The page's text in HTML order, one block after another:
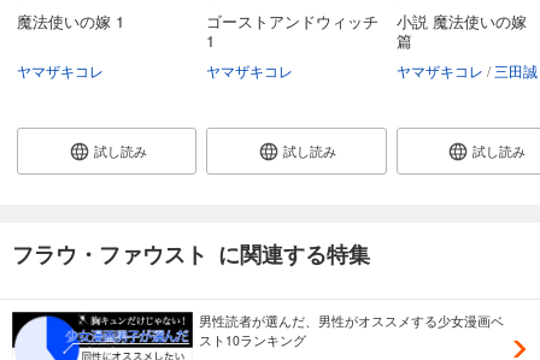
魔法使いの嫁 1
ヤマザキコレ
試し読み
ゴーストアンドウィッチ
1
ヤマザキコレ
試し読み
小説 魔法使いの嫁
篇
ヤマザキコレ 三田誠
試し読み
フラウ・ファウスト に関連する特集
男性読者が選んだ、男性がオススメする少女漫画ベ
スト10ランキング